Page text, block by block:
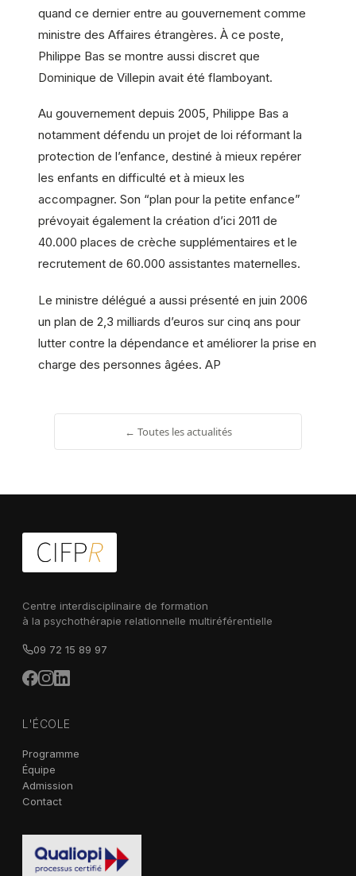
quand ce dernier entre au gouvernement comme
ministre des Affaires étrangères. À ce poste,
Philippe Bas se montre aussi discret que
Dominique de Villepin avait été flamboyant.
Au gouvernement depuis 2005, Philippe Bas a
notamment défendu un projet de loi réformant la
protection de l’enfance, destiné à mieux repérer
les enfants en difficulté et à mieux les
accompagner. Son “plan pour la petite enfance”
prévoyait également la création d’ici 2011 de
40.000 places de crèche supplémentaires et le
recrutement de 60.000 assistantes maternelles.
Le ministre délégué a aussi présenté en juin 2006
un plan de 2,3 milliards d’euros sur cinq ans pour
lutter contre la dépendance et améliorer la prise en
charge des personnes âgées. AP
← Toutes les actualités
Centre interdisciplinaire de formation
à la psychothérapie relationnelle multiréférentielle
09 72 15 89 97
L'ÉCOLE
Programme
Équipe
Admission
Contact